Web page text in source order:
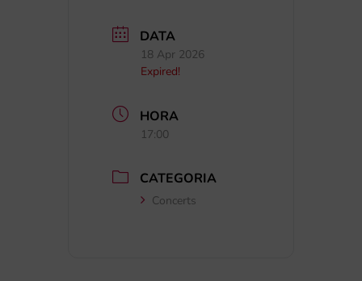
DATA
18 Apr 2026
Expired!
HORA
17:00
CATEGORIA
Concerts